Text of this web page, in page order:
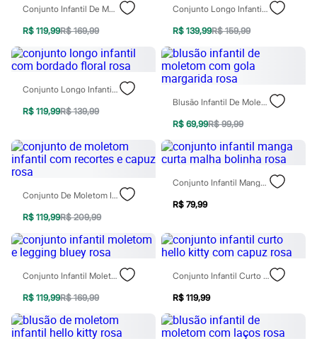
Bijoux
Cintos
Óculos
Relógios
Calçados
Chinelos
Rasteirinhas
Sandálias
Tênis
Marcas
City
Clock House
Mindset
Sawary
Yessica
Moda esportiva
Acessórios
Blusas
Calçados
Leggings
Shorts e Bermudas
Tops
Moda íntima
Calcinhas
Conjunto Infantil De Moletom Peppa Pig Rosa
R$ 119,99R$ 169,99
Conjunto Longo Infantil Capivaras Rosa
R$ 139,99R$ 159,99
Conjunto Longo Infantil Com Bordado Floral Rosa
R$ 119,99R$ 139,99
Blusão Infantil De Moletom Com Gola Margarida Rosa
R$ 69,99R$ 99,99
Conjunto De Moletom Infantil Com Recortes E Capuz Rosa
R$ 119,99R$ 209,99
Conjunto Infantil Manga Curta Malha Bolinha Rosa
R$ 79,99
Conjunto Infantil Moletom E Legging Bluey Rosa
R$ 119,99R$ 169,99
Conjunto Infantil Curto Hello Kitty Com Capuz Rosa
R$ 119,99